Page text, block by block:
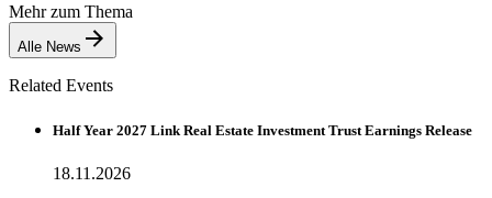
Mehr zum Thema
Alle News
Related Events
Half Year 2027 Link Real Estate Investment Trust Earnings Release
18.11.2026